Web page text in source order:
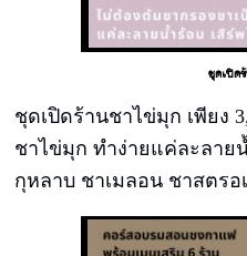
ชุดเปิด
ชุดเปิดร้านชาไข่มุก เพียง
ชาไข่มุก ทำง่ายแค่ละลาย
กุหลาบ ชาเมลอน ชาสตรอ